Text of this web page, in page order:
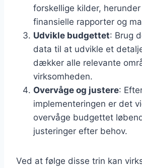
forskellige kilder,
finansielle rapporter og
Udvikle budgettet: Brug
data til at udvikle et
dækker alle relevante
virksomheden.
Overvåge og justere:
implementeringen er det
overvåge budgettet
justeringer efter behov.
Ved at følge disse trin kan